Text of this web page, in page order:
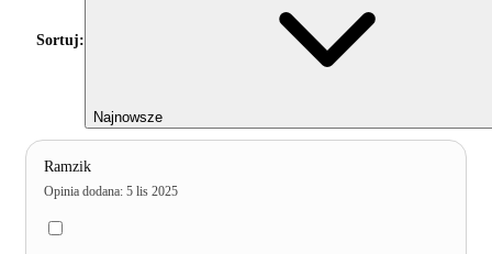
Sortuj:
Najnowsze
Ramzik
Opinia dodana: 5 lis 2025